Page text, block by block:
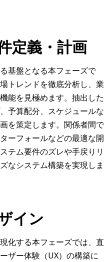
定義・計画
基盤となる本フェーズで
トレンドを徹底分析し、業
能を見極めます。抽出した
予算配分、スケジュールな
を策定します。関係者間で
ーフォールなどの最適な開
テム要件のズレや手戻りリ
なシステム構築を実現しま
イン
化する本フェーズでは、直
ザー体験（UX）の構築に